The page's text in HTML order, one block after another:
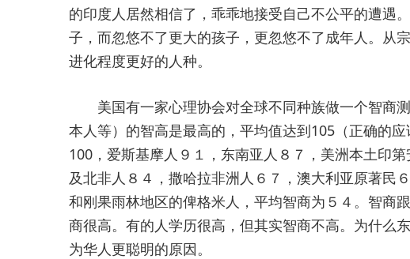
的印度人居然相信了，乖乖地接受自己不公平的遭遇
子，而忽悠不了更大的孩子，更忽悠不了成年人。从
进化程度更好的人种。
美国有一家心理协会对全球不同种族做一个智商
本人等）的智高是最高的，平均值达到105（正确的
100，爱斯基摩人９１，东南亚人８７，美洲本土印
及北非人８４，撒哈拉非洲人６７，澳大利亚原著民
和刚果雨林地区的俾格米人，平均智商为５４。智商
商很高。有的人学历很高，但其实智商不高。为什么
为华人更聪明的原因。